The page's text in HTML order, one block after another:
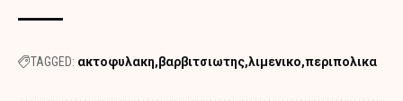
TAGGED: ακτοφυλακη βαρβιτσιωτης λιμενικο περιπολικα